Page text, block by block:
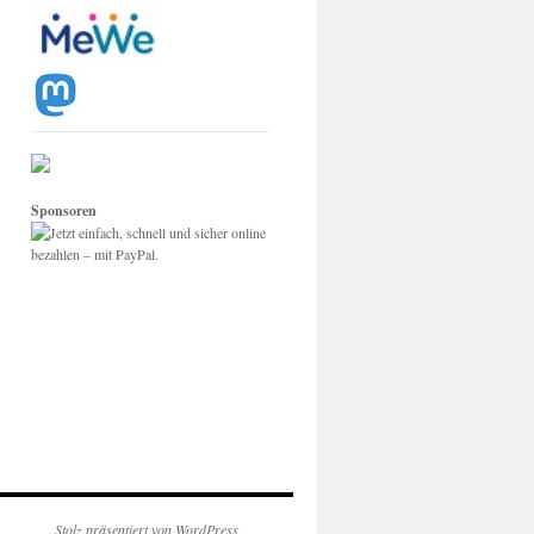
Sponsoren
Stolz präsentiert von WordPress.